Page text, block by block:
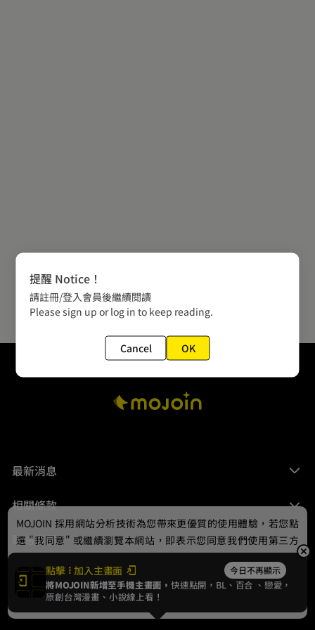
最新消息
相關條款
聯絡我們
© 2024 gamania Digital Entertainment Co., Ltd.
點擊 加入主畫面 今日不再顯示
將MOJOIN新增至手機主畫面，快速點開，BL、 百合 、戀愛，
原創台灣漫畫、小說線上看！
MOJOIN 採用網站分析技術為您帶來更優質的使用體驗，若您點
選 "我同意" 或繼續瀏覽本網站，即表示您同意我們使用第三方
Cookie，欲瞭解更多資訊請見隱私權政策。
我同意
提醒 Notice！
請註冊/登入會員後繼續閱讀
Please sign up or log in to keep reading.
Cancel OK